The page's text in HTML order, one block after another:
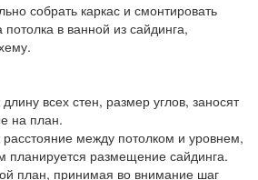
собрать каркас и смонтировать
в ванной из сайдинга,
всех стен, размер углов, заносят
на план.
между потолком и уровнем,
планируется размещение сайдинга.
план, принимая во внимание шаг